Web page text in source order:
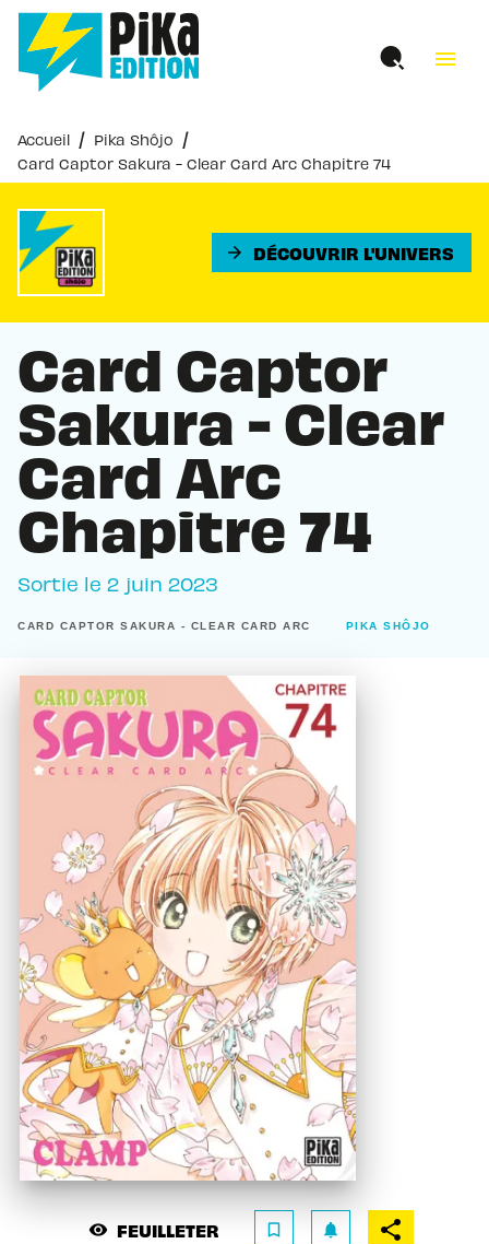
MENU RECHERCHE
PIED DE PAGE
menu
Accueil / Pika Shôjo /
Card Captor Sakura - Clear Card Arc Chapitre 74
arrow_forward DÉCOUVRIR L'UNIVERS
Card Captor
Sakura - Clear
Card Arc
Chapitre 74
Sortie le 2 juin 2023
CARD CAPTOR SAKURA - CLEAR CARD ARC PIKA SHÔJO
visibility FEUILLETER bookmark_border notifications